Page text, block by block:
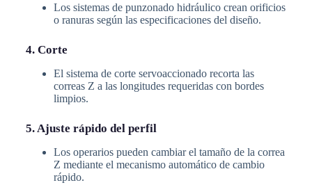
Los sistemas de punzonado hidráulico crean orificios
o ranuras según las especificaciones del diseño.
4. Corte
El sistema de corte servoaccionado recorta las
correas Z a las longitudes requeridas con bordes
limpios.
5. Ajuste rápido del perfil
Los operarios pueden cambiar el tamaño de la correa
Z mediante el mecanismo automático de cambio
rápido.